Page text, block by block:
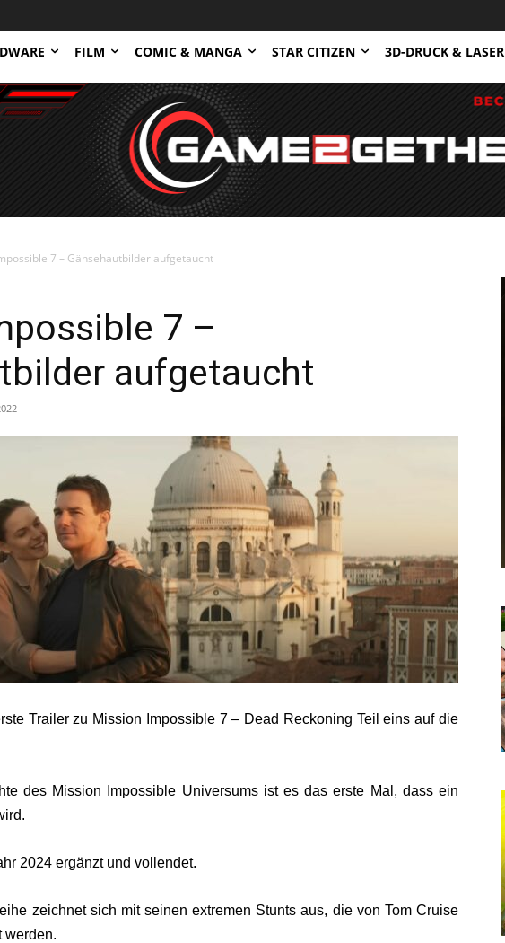
FILM COMIC & MANGA STAR CITIZEN 3D-DRUCK & LASER
7 – Gänsehautbilder aufgetaucht
7 –
aufgetaucht
Trailer zu Mission Impossible 7 – Dead Reckoning Teil eins auf die
des Mission Impossible Universums ist es das erste Mal, dass ein
2024 ergänzt und vollendet.
zeichnet sich mit seinen extremen Stunts aus, die von Tom Cruise
werden.